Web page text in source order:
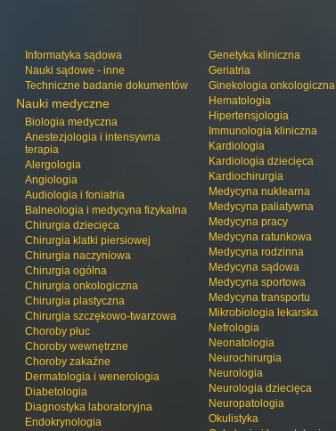
Informatyka sądowa
Nauki sądowe - inne
Techniczne badanie dokumentów
Nauki medyczne
Biologia medyczna
Anestezjologia i intensywna
terapia
Alergologia
Angiologia
Audiologia i foniatria
Balneologia i medycyna fizykalna
Chirurgia dziecięca
Chirurgia klatki piersiowej
Chirurgia naczyniowa
Chirurgia ogólna
Chirurgia onkologiczna
Chirurgia plastyczna
Chirurgia szczękowo-twarzowa
Choroby płuc
Choroby wewnętrzne
Choroby zakaźne
Dermatologia i wenerologia
Diabetologia
Diagnostyka laboratoryjna
Endokrynologia
Genetyka kliniczna
Geriatria
Ginekologia onkologiczna
Hematologia
Hipertensjologia
Immunologia kliniczna
Kardiologia
Kardiologia dziecięca
Kardiochirurgia
Medycyna nuklearna
Medycyna paliatywna
Medycyna pracy
Medycyna ratunkowa
Medycyna rodzinna
Medycyna sądowa
Medycyna sportowa
Medycyna transportu
Mikrobiologia lekarska
Nefrologia
Neonatologia
Neurochirurgia
Neurologia
Neurologia dziecięca
Neuropatologia
Okulistyka